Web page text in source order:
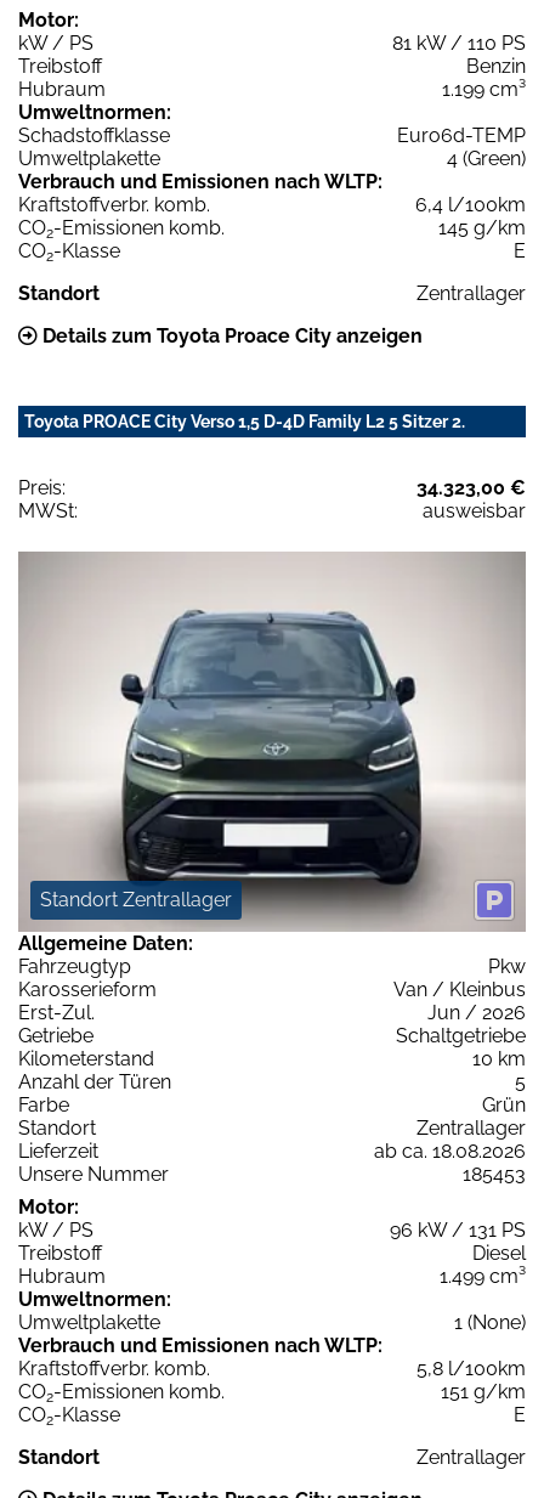
Motor:
kW / PS
81 kW / 110 PS
Treibstoff
Benzin
Hubraum
1.199 cm³
Umweltnormen:
Schadstoffklasse
Euro6d-TEMP
Umweltplakette
4 (Green)
Verbrauch und Emissionen nach WLTP:
Kraftstoffverbr. komb.
6,4 l/100km
CO2-Emissionen komb.
145 g/km
CO2-Klasse
E
Standort
Zentrallager
Details zum Toyota Proace City anzeigen
Toyota PROACE City Verso 1,5 D-4D Family L2 5 Sitzer 2.
Preis:
34.323,00 €
MWSt:
ausweisbar
Standort Zentrallager
Allgemeine Daten:
Fahrzeugtyp
Pkw
Karosserieform
Van / Kleinbus
Erst-Zul.
Jun / 2026
Getriebe
Schaltgetriebe
Kilometerstand
10 km
Anzahl der Türen
5
Farbe
Grün
Standort
Zentrallager
Lieferzeit
ab ca. 18.08.2026
Unsere Nummer
185453
Motor:
kW / PS
96 kW / 131 PS
Treibstoff
Diesel
Hubraum
1.499 cm³
Umweltnormen:
Umweltplakette
1 (None)
Verbrauch und Emissionen nach WLTP:
Kraftstoffverbr. komb.
5,8 l/100km
CO2-Emissionen komb.
151 g/km
CO2-Klasse
E
Standort
Zentrallager